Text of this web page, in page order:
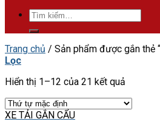
Tìm
kiếm:
Trang chủ / Sản phẩm được gắn thẻ
Lọc
Hiển thị 1–12 của 21 kết quả
XE TẢI GẮN CẨU